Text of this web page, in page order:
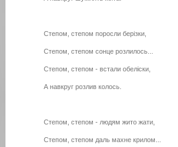
Степом, степом поросли берізки,
Степом, степом сонце розлилось...
Степом, степом - встали обеліски,
А навкруг розлив колось.
Степом, степом - людям жито жати,
Степом, степом даль махне крилом...